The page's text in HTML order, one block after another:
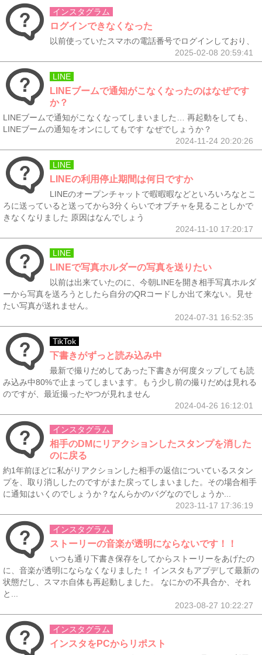
インスタグラム
ログインできなくなった
以前使っていたスマホの電話番号でログインしており、
2025-02-08 20:59:41
LINE
LINEブームで通知がこなくなったのはなぜです
か？
LINEブームで通知がこなくなってしまいました… 再起動をしても、
LINEブームの通知をオンにしてもです なぜでしょうか？
2024-11-24 20:20:26
LINE
LINEの利用停止期間は何日ですか
LINEのオープンチャットで暇暇暇などといろいろなとこ
ろに送っていると送ってから3分くらいでオプチャを見ることしかで
きなくなりました 原因はなんでしょう
2024-11-10 17:20:17
LINE
LINEで写真ホルダーの写真を送りたい
以前は出来ていたのに、今朝LINEを開き相手写真ホルダ
ーから写真を送ろうとしたら自分のQRコードしか出て来ない。見せ
たい写真が送れません。
2024-07-31 16:52:35
TikTok
下書きがずっと読み込み中
最新で撮りだめしてあった下書きが何度タップしても読
み込み中80%で止まってしまいます。もう少し前の撮りだめは見れる
のですが、最近撮ったやつが見れません
2024-04-26 16:12:01
インスタグラム
相手のDMにリアクションしたスタンプを消した
のに戻る
約1年前ほどに私がリアクションした相手の返信についているスタン
プを、取り消ししたのですがまた戻ってしまいました。その場合相手
に通知はいくのでしょうか？なんらかのバグなのでしょうか...
2023-11-17 17:36:19
インスタグラム
ストーリーの音楽が透明にならないです！！
いつも通り下書き保存をしてからストーリーをあげたの
に、音楽が透明にならなくなりました！ インスタもアプデして最新の
状態だし、スマホ自体も再起動しました。 なにかの不具合か、それ
と...
2023-08-27 10:22:27
インスタグラム
インスタをPCからリポスト